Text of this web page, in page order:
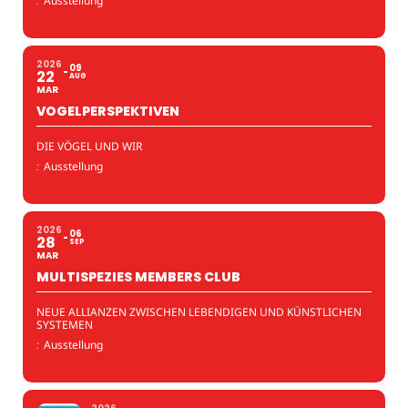
2026
22
MAR
09
AUG
VOGELPERSPEKTIVEN
DIE VÖGEL UND WIR
: Ausstellung
2026
28
MAR
06
SEP
MULTISPEZIES MEMBERS CLUB
NEUE ALLIANZEN ZWISCHEN LEBENDIGEN UND KÜNSTLICHEN
SYSTEMEN
: Ausstellung